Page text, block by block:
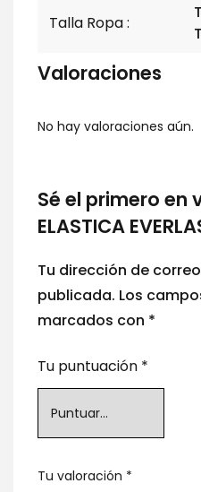
Talla Ropa
Valoraciones
No hay valoraciones aún.
Sé el primero en
ELASTICA
Tu dirección de
publicada. Los
marcados con *
Tu puntuación *
Tu valoración *